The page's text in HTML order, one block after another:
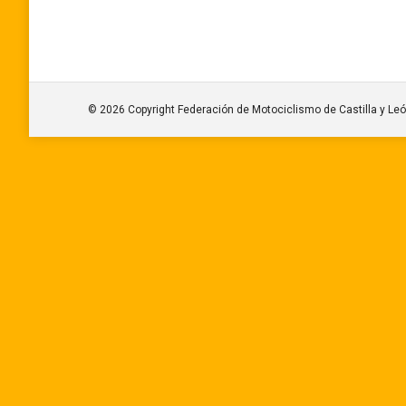
© 2026 Copyright Federación de Motociclismo de Castilla y